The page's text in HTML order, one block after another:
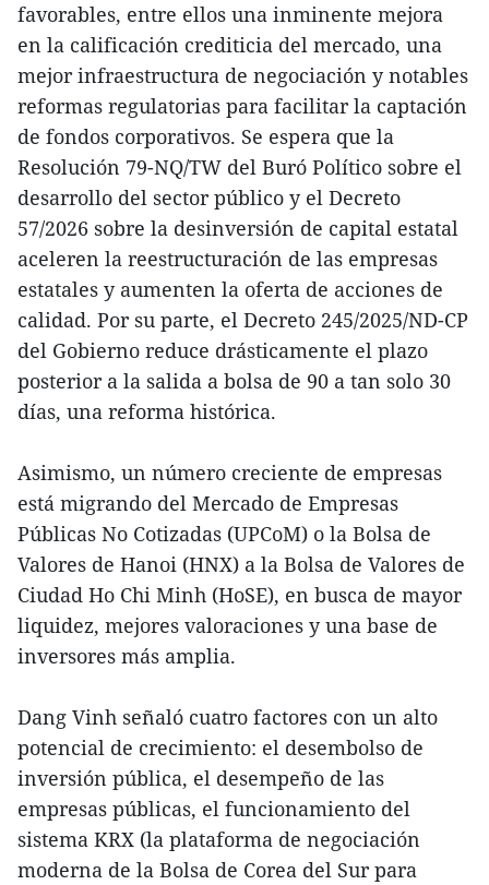
favorables, entre ellos una inminente mejora
en la calificación crediticia del mercado, una
mejor infraestructura de negociación y notables
reformas regulatorias para facilitar la captación
de fondos corporativos. Se espera que la
Resolución 79-NQ/TW del Buró Político sobre el
desarrollo del sector público y el Decreto
57/2026 sobre la desinversión de capital estatal
aceleren la reestructuración de las empresas
estatales y aumenten la oferta de acciones de
calidad. Por su parte, el Decreto 245/2025/ND-CP
del Gobierno reduce drásticamente el plazo
posterior a la salida a bolsa de 90 a tan solo 30
días, una reforma histórica.
Asimismo, un número creciente de empresas
está migrando del Mercado de Empresas
Públicas No Cotizadas (UPCoM) o la Bolsa de
Valores de Hanoi (HNX) a la Bolsa de Valores de
Ciudad Ho Chi Minh (HoSE), en busca de mayor
liquidez, mejores valoraciones y una base de
inversores más amplia.
Dang Vinh señaló cuatro factores con un alto
potencial de crecimiento: el desembolso de
inversión pública, el desempeño de las
empresas públicas, el funcionamiento del
sistema KRX (la plataforma de negociación
moderna de la Bolsa de Corea del Sur para